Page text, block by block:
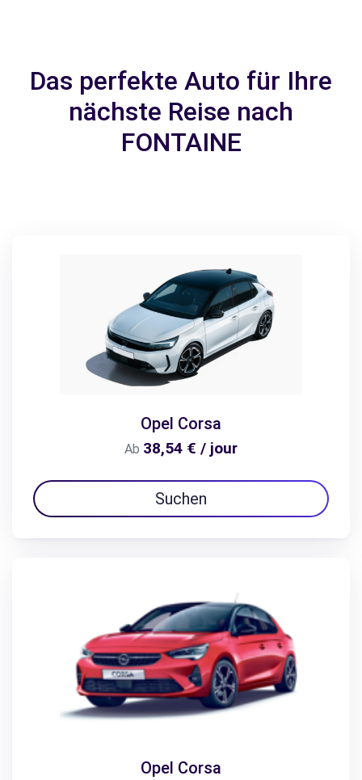
Das perfekte Auto für Ihre
nächste Reise nach
FONTAINE
Opel Corsa
Ab 38,54 € / jour
Suchen
Opel Corsa